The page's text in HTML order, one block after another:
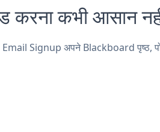
कभी आसान
Signup अपने Blackboard पृष्ठ,